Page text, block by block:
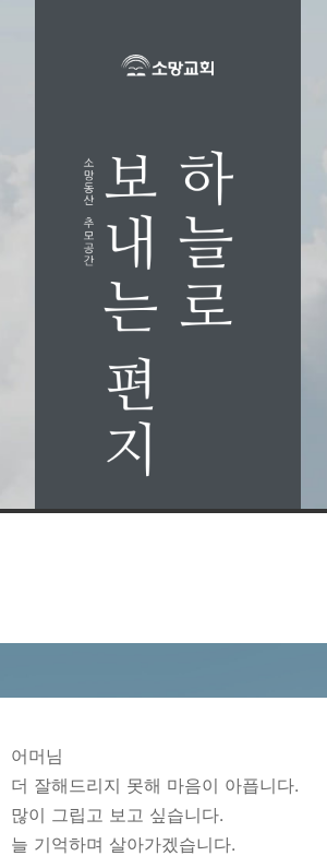
어머님
더 잘해드리지 못해 마음이 아픕니다.
많이 그립고 보고 싶습니다.
늘 기억하며 살아가겠습니다.